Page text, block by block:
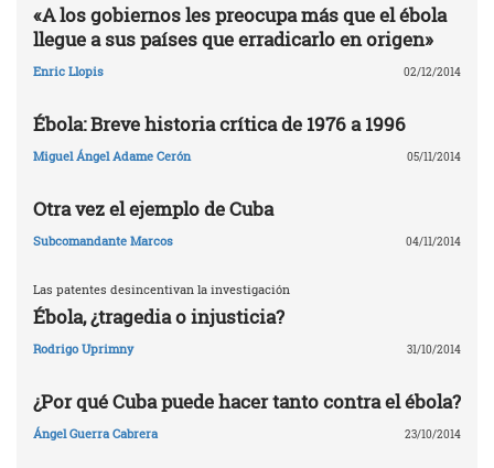
«A los gobiernos les preocupa más que el ébola
llegue a sus países que erradicarlo en origen»
Enric Llopis 02/12/2014
Ébola: Breve historia crítica de 1976 a 1996
Miguel Ángel Adame Cerón 05/11/2014
Otra vez el ejemplo de Cuba
Subcomandante Marcos 04/11/2014
Las patentes desincentivan la investigación
Ébola, ¿tragedia o injusticia?
Rodrigo Uprimny 31/10/2014
¿Por qué Cuba puede hacer tanto contra el ébola?
Ángel Guerra Cabrera 23/10/2014